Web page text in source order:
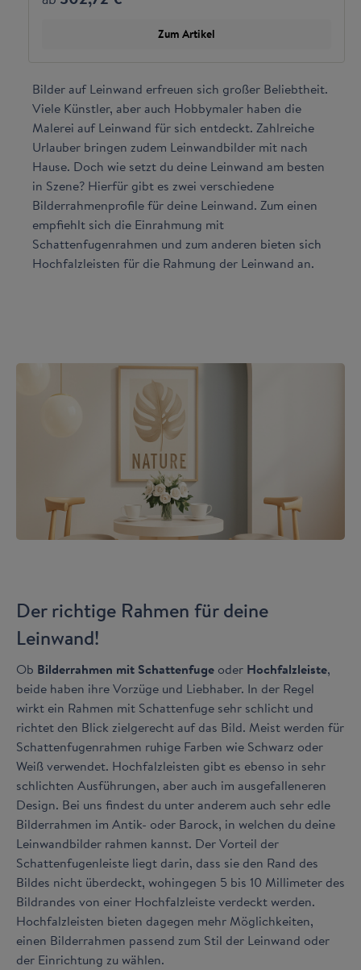
Zum Artikel
Bilder auf Leinwand erfreuen sich großer Beliebtheit.
Viele Künstler, aber auch Hobbymaler haben die
Malerei auf Leinwand für sich entdeckt. Zahlreiche
Urlauber bringen zudem Leinwandbilder mit nach
Hause. Doch wie setzt du deine Leinwand am besten
in Szene? Hierfür gibt es zwei verschiedene
Bilderrahmenprofile für deine Leinwand. Zum einen
empfiehlt sich die Einrahmung mit
Schattenfugenrahmen und zum anderen bieten sich
Hochfalzleisten für die Rahmung der Leinwand an.
Der richtige Rahmen für deine
Leinwand!
Ob Bilderrahmen mit Schattenfuge oder Hochfalzleiste,
beide haben ihre Vorzüge und Liebhaber. In der Regel
wirkt ein Rahmen mit Schattenfuge sehr schlicht und
richtet den Blick zielgerecht auf das Bild. Meist werden für
Schattenfugenrahmen ruhige Farben wie Schwarz oder
Weiß verwendet. Hochfalzleisten gibt es ebenso in sehr
schlichten Ausführungen, aber auch im ausgefalleneren
Design. Bei uns findest du unter anderem auch sehr edle
Bilderrahmen im Antik- oder Barock, in welchen du deine
Leinwandbilder rahmen kannst. Der Vorteil der
Schattenfugenleiste liegt darin, dass sie den Rand des
Bildes nicht überdeckt, wohingegen 5 bis 10 Millimeter des
Bildrandes von einer Hochfalzleiste verdeckt werden.
Hochfalzleisten bieten dagegen mehr Möglichkeiten,
einen Bilderrahmen passend zum Stil der Leinwand oder
der Einrichtung zu wählen.